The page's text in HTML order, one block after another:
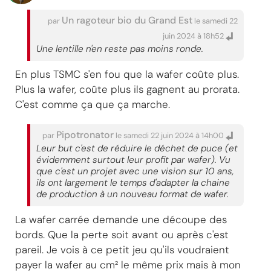
par Un ragoteur bio du Grand Est le samedi 22
juin 2024 à 18h52
Une lentille n'en reste pas moins ronde.
En plus TSMC s'en fou que la wafer coûte plus.
Plus la wafer, coûte plus ils gagnent au prorata.
C'est comme ça que ça marche.
par Pipotronator le samedi 22 juin 2024 à 14h00
Leur but c'est de réduire le déchet de puce (et
évidemment surtout leur profit par wafer). Vu
que c'est un projet avec une vision sur 10 ans,
ils ont largement le temps d'adapter la chaine
de production à un nouveau format de wafer.
La wafer carrée demande une découpe des
bords. Que la perte soit avant ou après c'est
pareil. Je vois à ce petit jeu qu'ils voudraient
payer la wafer au cm² le même prix mais à mon